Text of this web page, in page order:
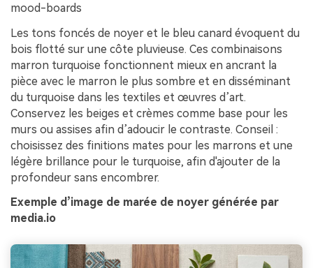
mood-boards
Les tons foncés de noyer et le bleu canard évoquent du
bois flotté sur une côte pluvieuse. Ces combinaisons
marron turquoise fonctionnent mieux en ancrant la
pièce avec le marron le plus sombre et en disséminant
du turquoise dans les textiles et œuvres d’art.
Conservez les beiges et crèmes comme base pour les
murs ou assises afin d’adoucir le contraste. Conseil :
choisissez des finitions mates pour les marrons et une
légère brillance pour le turquoise, afin d'ajouter de la
profondeur sans encombrer.
Exemple d’image de marée de noyer générée par
media.io